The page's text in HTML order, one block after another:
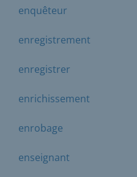
enquêteur
enregistrement
enregistrer
enrichissement
enrobage
enseignant